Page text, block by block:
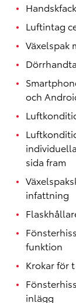
Luftintag
Växelspak
och
sida fram
infattning
funktion
Krokar för
inlägg